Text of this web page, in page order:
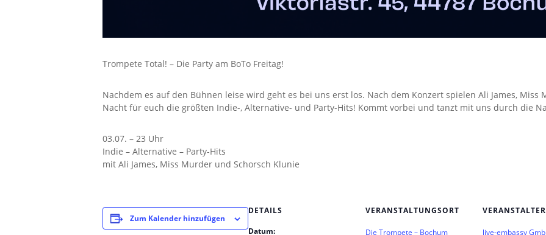
Trompete Total! – Die Party am BoTo Freitag!
Nachdem es auf den Bühnen leise wird geht es bei uns erst los. Nach dem Konzert spielen Ali James, Miss
Nacht für euch die größten Indie-, Alternative- und Party-Hits! Kommt vorbei und tanzt mit uns durch die
03.07. – 23 Uhr
Indie – Alternative – Party-Hits
mit Ali James, Miss Murder und Schorsch Klunie
Zum Kalender hinzufügen
DETAILS
Datum:
VERANSTALTUNGSORT
Die Trompete – Bochum
VERANSTALTER
live-embassy